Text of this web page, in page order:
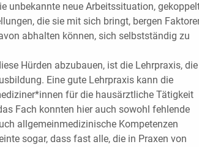
unbekannte neue Arbeitssituation,
die sie mit sich bringt, bergen
abhalten können, sich selbstständig zu
Hürden abzubauen, ist die Lehrpraxis, die
Eine gute Lehrpraxis kann die
für die hausärztliche Tätigkeit
Fach konnten hier auch sowohl fehlende
allgemeinmedizinische Kompetenzen
sogar, dass fast alle, die in Praxen von